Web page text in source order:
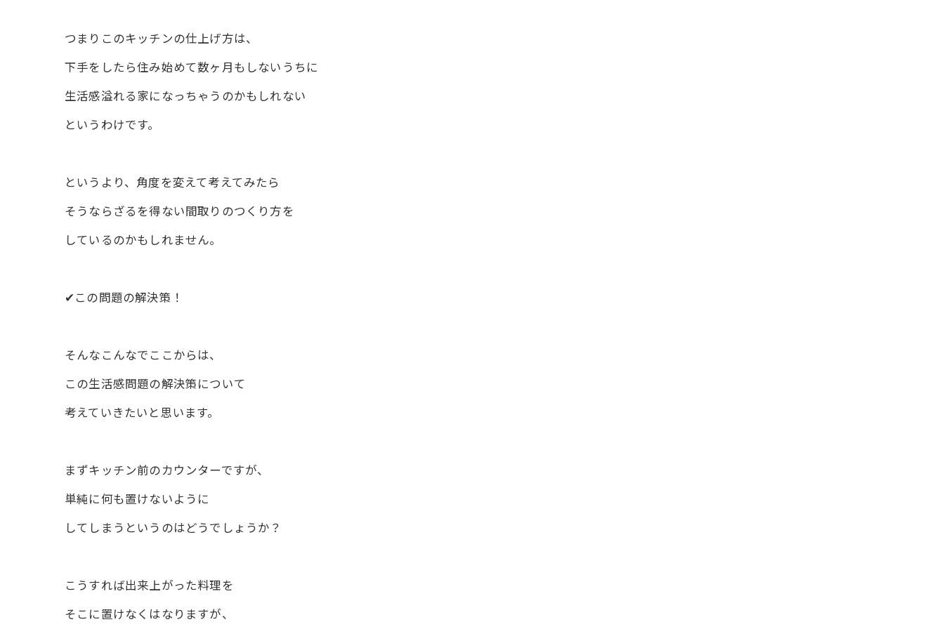
つまりこのキッチンの仕上げ方は、
下手をしたら住み始めて数ヶ月もしないうちに
生活感溢れる家になっちゃうのかもしれない
というわけです。
というより、角度を変えて考えてみたら
そうならざるを得ない間取りのつくり方を
しているのかもしれません。
✔︎この問題の解決策！
そんなこんなでここからは、
この生活感問題の解決策について
考えていきたいと思います。
まずキッチン前のカウンターですが、
単純に何も置けないように
してしまうというのはどうでしょうか？
こうすれば出来上がった料理を
そこに置けなくはなりますが、